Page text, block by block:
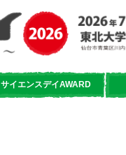
サイエンスデイAWARD